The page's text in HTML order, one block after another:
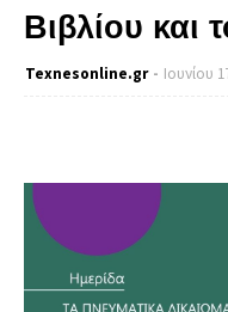
Βιβλίου και
Texnesοnline.gr Ιουνίου